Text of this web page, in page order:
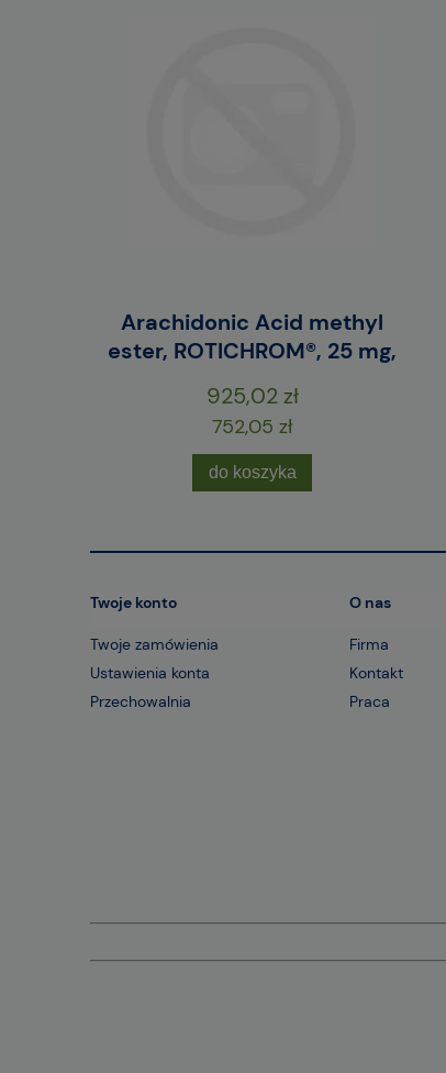
Arachidonic Acid methyl
ester, ROTICHROM®, 25 mg,
925,02 zł
752,05 zł
do koszyka
Twoje konto
Twoje zamówienia
Ustawienia konta
Przechowalnia
O nas
Firma
Kontakt
Praca